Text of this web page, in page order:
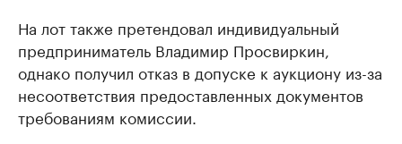
На лот также претендовал индивидуальный
предприниматель Владимир Просвиркин,
однако получил отказ в допуске к аукциону из-за
несоответствия предоставленных документов
требованиям комиссии.